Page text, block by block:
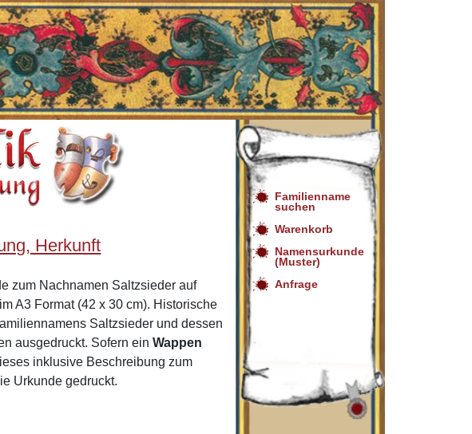
Herkunft
zum Nachnamen Saltzsieder auf
A3 Format (42 x 30 cm). Historische
Saltzsieder und dessen
ausgedruckt. Sofern einWappen
inklusive Beschreibung zum
Urkunde gedruckt.
Familienname
suchen
Warenkorb
Namensurkunde
(Muster)
Anfrage